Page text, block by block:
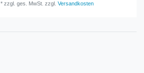
*zzgl. ges. MwSt. zzgl.Versandkosten